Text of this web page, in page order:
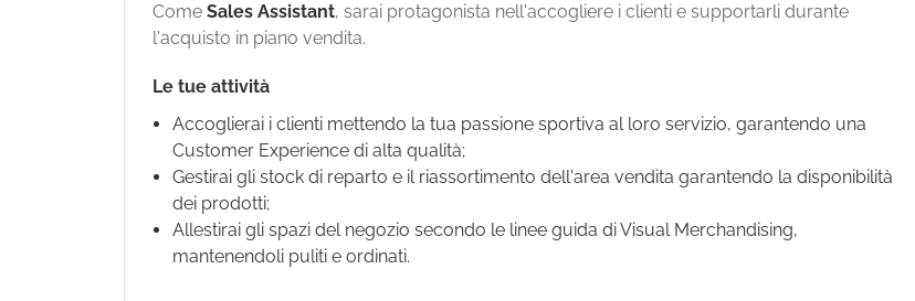
Come Sales Assistant, sarai protagonista nell'accogliere i clienti e supportarli durante
l'acquisto in piano vendita.
Le tue attività
Accoglierai i clienti mettendo la tua passione sportiva al loro servizio, garantendo una
Customer Experience di alta qualità;
Gestirai gli stock di reparto e il riassortimento dell'area vendita garantendo la disponibilità
dei prodotti;
Allestirai gli spazi del negozio secondo le linee guida di Visual Merchandising,
mantenendoli puliti e ordinati.